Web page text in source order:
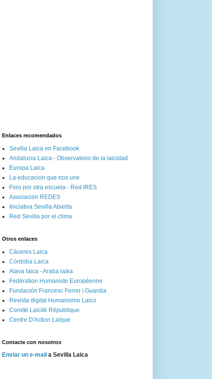
Enlaces recomendados
Sevilla Laica en Facebook
Andalucia Laica - Observatorio de la laicidad
Europa Laica
La educacion que nos une
Foro por otra escuela - Red IRES
Asociación REDES
Iniciativa Sevilla Abierta
Red Sevilla por el clima
Otros enlaces
Cáceres Laica
Córdoba Laica
Alava laica - Araba laika
Fedération Humaniste Européenne
Fundación Francesc Ferrer i Guardia
Revista digital Humanismo Laico
Comité Laïcité République
Centre D'Action Laïque
Contacte con nosotros
Enviar un e-mail a Sevilla Laica